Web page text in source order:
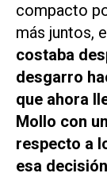
compacto
más juntos,
costaba
desgarro
que ahora
Mollo con
respecto a
esa